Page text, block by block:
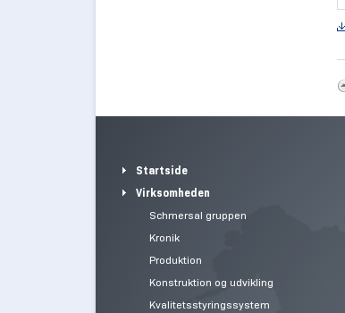
Startside
Virksomheden
Schmersal gruppen
Kronik
Produktion
Konstruktion og udvikling
Kvalitetsstyringssystem